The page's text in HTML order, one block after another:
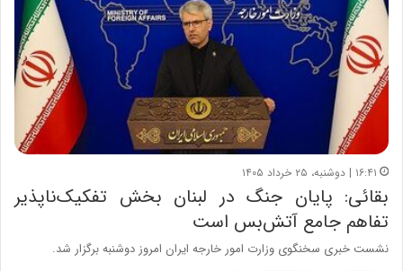
۱۶:۴۱ | دوشنبه، ۲۵ خرداد ۱۴۰۵
بقائی: پایان جنگ در لبنان بخش تفکیک‌ناپذیر
تفاهم جامع آتش‌بس است
نشست خبری سخنگوی وزارت امور خارجه ایران امروز دوشنبه برگزار شد.